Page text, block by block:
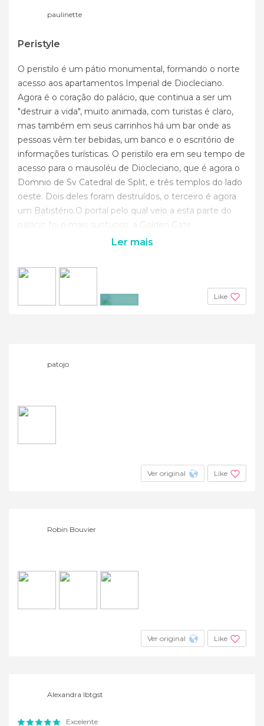
paulinette
Peristyle
O peristilo é um pátio monumental, formando o norte
acesso aos apartamentos Imperial de Diocleciano.
Agora é o coração do palácio, que continua a ser um
"destruir a vida", muito animada, com turistas é claro,
mas também em seus carrinhos há um bar onde as
pessoas vêm ter bebidas, um banco e o escritório de
informações turísticas. O peristilo era em seu tempo de
acesso para o mausoléu de Diocleciano, que é agora o
Domnio de Sv Catedral de Split, e três templos do lado
oeste. Dois deles foram destruídos, o terceiro é agora
um Batistério.O portal pelo qual veio a esta parte do
palácio foi o mais suntuoso, a Golden Gate.
Ler mais
Like
patojo
Ver original Like
Robin Bouvier
Ver original Like
Alexandra lbtgst
Excelente